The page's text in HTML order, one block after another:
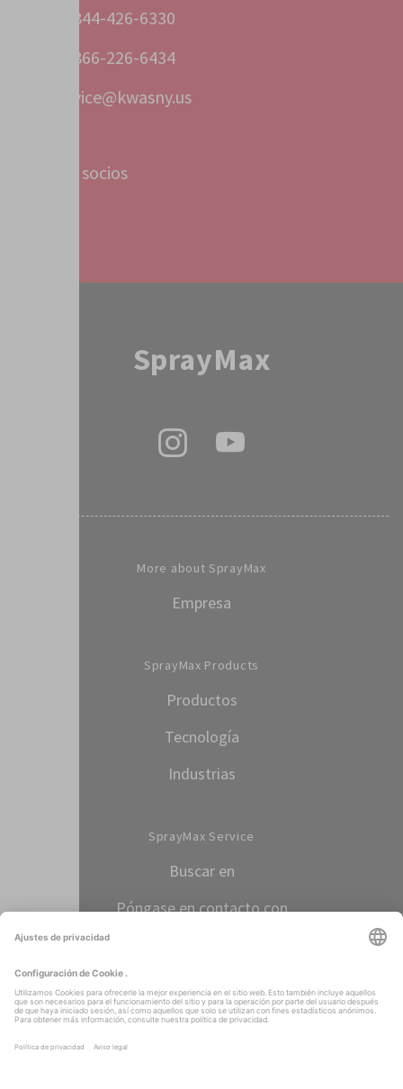
+1 844-426-6330
+1 866-226-6434
service@kwasny.us
Filiales y socios
SprayMax
More about SprayMax
Empresa
SprayMax Products
Productos
Tecnología
Industrias
SprayMax Service
Buscar en
Póngase en contacto con
Select language